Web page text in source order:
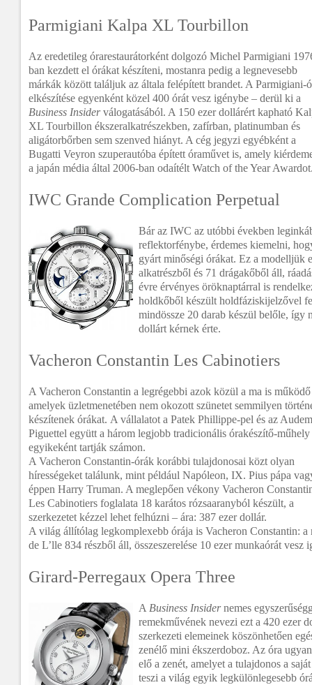
Parmigiani Kalpa XL Tourbillon
Az eredetileg órarestaurátorként dolgozó Michel Parmigiani
ban kezdett el órákat készíteni, mostanra pedig a legnevesebb
márkák között találjuk az általa felépített brandet. A Parmigiani-
elkészítése egyenként közel 400 órát vesz igénybe – derül ki a
Business Insiderválogatásából. A 150 ezer dollárért kapható
XL Tourbillon ékszeralkatrészekben, zafírban, platinumban és
aligátorbőrben sem szenved hiányt. A cég jegyzi egyébként a
Bugatti Veyron szuperautóba épített óraművet is, amely
a japán média által 2006-ban odaítélt Watch of the Year
IWC Grande Complication Perpetual
Bár az IWC az utóbbi években
reflektorfénybe, érdemes kiemelni,
gyárt minőségi órákat. Ez a modelljük
alkatrészből és 71 drágakőből áll,
évre érvényes öröknaptárral is
holdkőből készült holdfáziskijelzővel
mindössze 20 darab készül belőle, így
dollárt kérnek érte.
Vacheron Constantin Les Cabinotiers
A Vacheron Constantin a legrégebbi azok közül a ma is
amelyek üzletmenetében nem okozott szünetet semmilyen
készítenek órákat. A vállalatot a Patek Phillippe-pel és az
Piguettel együtt a három legjobb tradicionális órakészítő-műhely
egyikeként tartják számon.
A Vacheron Constantin-órák korábbi tulajdonosai közt olyan
hírességeket találunk, mint például Napóleon, IX. Pius pápa
éppen Harry Truman. A meglepően vékony Vacheron
Les Cabinotiers foglalata 18 karátos rózsaaranyból készült, a
szerkezetet kézzel lehet felhúzni – ára: 387 ezer dollár.
A világ állítólag legkomplexebb órája is Vacheron Constantin:
de L’lle 834 részből áll, összeszerelése 10 ezer munkaórát vesz
Girard-Perregaux Opera Three
A Business Insidernemes
remekművének nevezi ezt a 420 ezer
szerkezeti elemeinek köszönhetően
zenélő mini ékszerdoboz. Az óra
elő a zenét, amelyet a tulajdonos a
teszi a világ egyik legkülönlegesebb